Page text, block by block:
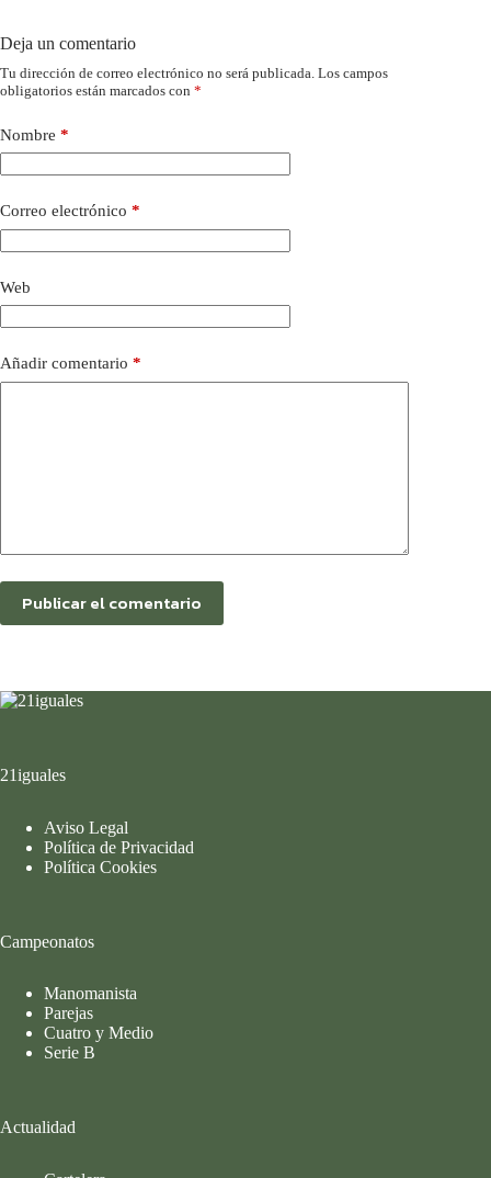
Deja un comentario
Tu dirección de correo electrónico no será publicada. Los campos
obligatorios están marcados con *
Nombre *
Correo electrónico *
Web
Añadir comentario *
Publicar el comentario
21iguales
Aviso Legal
Política de Privacidad
Política Cookies
Campeonatos
Manomanista
Parejas
Cuatro y Medio
Serie B
Actualidad